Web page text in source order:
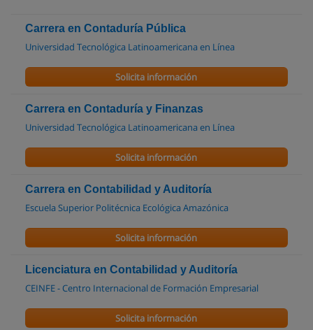
Carrera en Contaduría Pública
Universidad Tecnológica Latinoamericana en Línea
Solicita información
Carrera en Contaduría y Finanzas
Universidad Tecnológica Latinoamericana en Línea
Solicita información
Carrera en Contabilidad y Auditoría
Escuela Superior Politécnica Ecológica Amazónica
Solicita información
Licenciatura en Contabilidad y Auditoría
CEINFE - Centro Internacional de Formación Empresarial
Solicita información